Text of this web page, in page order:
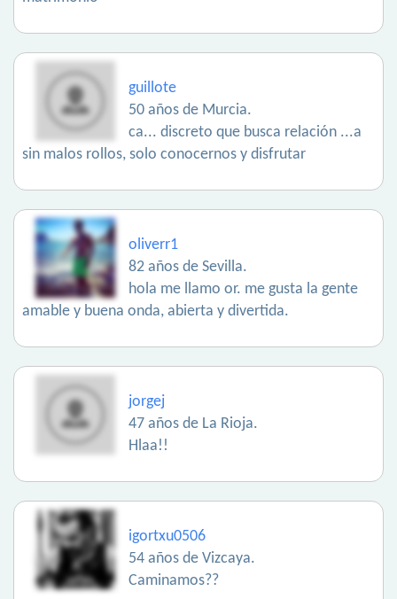
guillote
50 años de Murcia.
ca... discreto que busca relación ...a
sin malos rollos, solo conocernos y disfrutar
oliverr1
82 años de Sevilla.
hola me llamo or. me gusta la gente
amable y buena onda, abierta y divertida.
jorgej
47 años de La Rioja.
Hlaa!!
igortxu0506
54 años de Vizcaya.
Caminamos??